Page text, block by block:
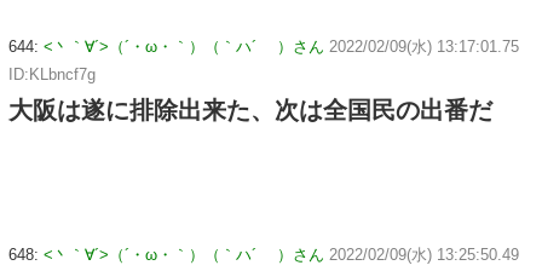
644: <丶｀∀´>（´・ω・｀）（｀ハ´ ）さん 2022/02/09(水) 13:17:01.75
ID:KLbncf7g
大阪は遂に排除出来た、次は全国民の出番だ
648: <丶｀∀´>（´・ω・｀）（｀ハ´ ）さん 2022/02/09(水) 13:25:50.49